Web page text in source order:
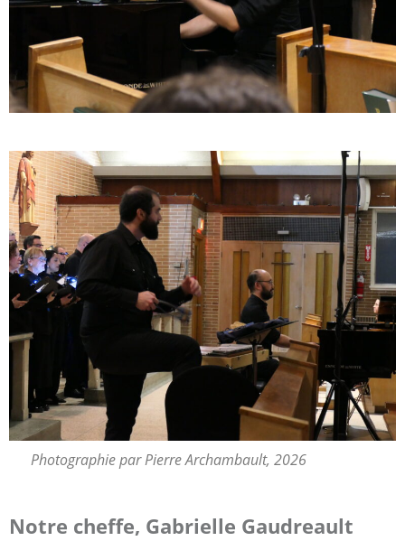
Photographie par Pierre Archambault, 2026
Notre cheffe, Gabrielle Gaudreault